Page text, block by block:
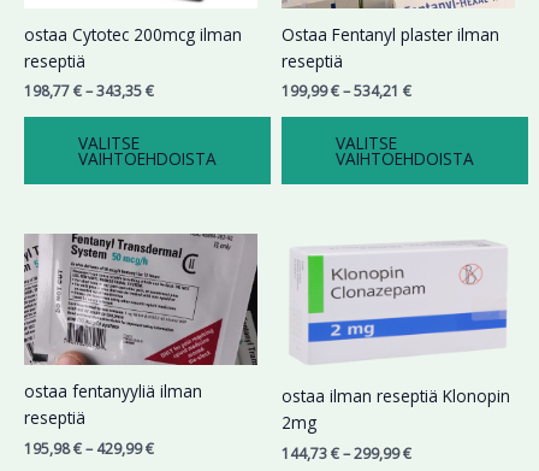
ostaa Cytotec 200mcg ilman
reseptiä
198,77€–343,35€
VALITSE
VAIHTOEHDOISTA
tehdä
valinnat
tuotteen
Ostaa Fentanyl plaster ilman
reseptiä
199,99€–534,21 €
VALITSE
VAIHTOEHDOISTA
tehdä
valinnat
tuotteen
ostaa fentanyyliä ilman
reseptiä
195,98€– 429,99€
Hintaluokka:
195,98 €
-
429,99 €
Tällä
tuotteella
on
useampi
muunnelma.
tehdä
valinnat
tuotteen
ostaa ilman reseptiä Klonopin
2mg
144,73€–299,99€
Hintaluokka:
144,73 €
299,99 €
Tällä
tuotteella
useampi
muunnelma.
tehdä
valinnat
tuotteen